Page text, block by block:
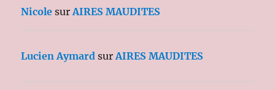
Nicole surAIRES MAUDITES
Lucien Aymard surAIRES MAUDITES